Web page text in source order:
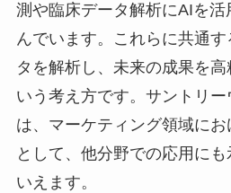
測や臨床データ解析にAIを活
んでいます。これらに共通
タを解析し、未来の成果を
いう考え方です。サントリー
は、マーケティング領域に
として、他分野での応用に
いえます。